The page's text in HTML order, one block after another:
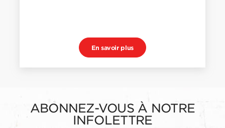
En savoir plus
ABONNEZ-VOUS À NOTRE
INFOLETTRE